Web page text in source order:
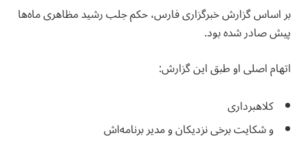
بر اساس گزارش خبرگزاری فارس، حکم جلب رشید مظاهری ماه‌ها
پیش صادر شده بود.
اتهام اصلی او طبق این گزارش:
کلاهبرداری
و شکایت برخی نزدیکان و مدیر برنامه‌اش